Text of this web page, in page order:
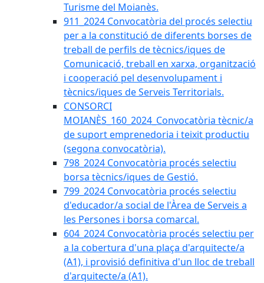
Turisme del Moianès.
911_2024 Convocatòria del procés selectiu
per a la constitució de diferents borses de
treball de perfils de tècnics/iques de
Comunicació, treball en xarxa, organització
i cooperació pel desenvolupament i
tècnics/iques de Serveis Territorials.
CONSORCI
MOIANÈS_160_2024_Convocatòria tècnic/a
de suport emprenedoria i teixit productiu
(segona convocatòria).
798_2024 Convocatòria procés selectiu
borsa tècnics/iques de Gestió.
799_2024 Convocatòria procés selectiu
d'educador/a social de l'Àrea de Serveis a
les Persones i borsa comarcal.
604_2024 Convocatòria procés selectiu per
a la cobertura d'una plaça d'arquitecte/a
(A1), i provisió definitiva d'un lloc de treball
d'arquitecte/a (A1).